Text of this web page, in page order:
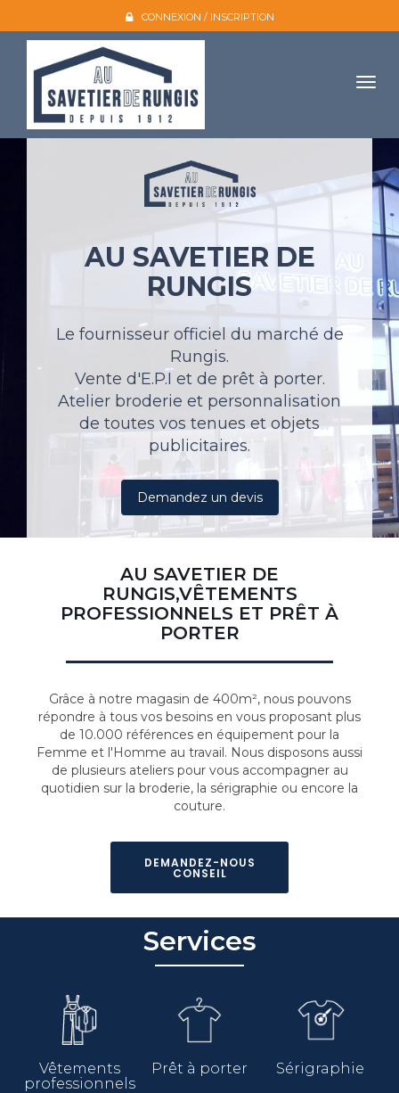
CONNEXION / INSCRIPTION
L'entreprise
Nos produits
Galerie photo
Atelier broderie
Catalogues
Mon compte
Devis et contact
AU SAVETIER DE
RUNGIS
Le fournisseur officiel du marché de
Rungis.
Vente d'E.P.I et de prêt à porter.
Atelier broderie et personnalisation
de toutes vos tenues et objets
publicitaires.
Demandez un devis
AU SAVETIER DE
RUNGIS,VÊTEMENTS
PROFESSIONNELS ET PRÊT À
PORTER
Grâce à notre magasin de 400m², nous pouvons
répondre à tous vos besoins en vous proposant plus
de 10.000 références en équipement pour la
Femme et l'Homme au travail. Nous disposons aussi
de plusieurs ateliers pour vous accompagner au
quotidien sur la broderie, la sérigraphie ou encore la
couture.
DEMANDEZ-NOUS
CONSEIL
Services
Vêtements
professionnels
Prêt à porter Sérigraphie